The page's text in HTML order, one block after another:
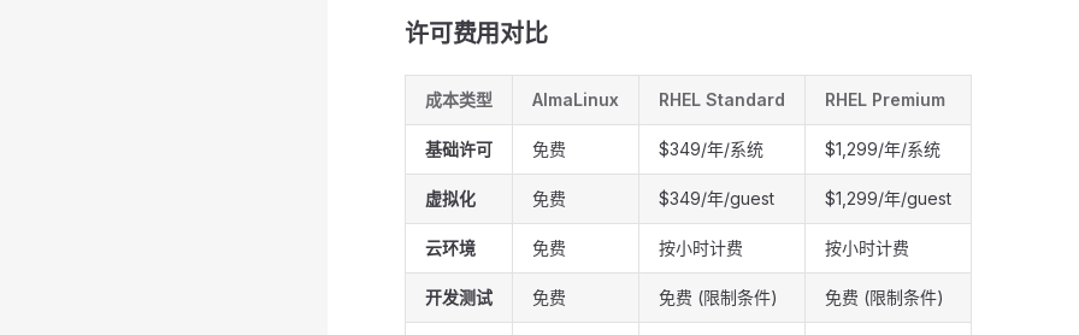
许可费用对比
成本类型 AlmaLinux RHEL Standard RHEL Premium
基础许可 免费 $349/年/系统 $1,299/年/系统
虚拟化 免费 $349/年/guest $1,299/年/guest
云环境 免费 按小时计费 按小时计费
开发测试 免费 免费 (限制条件) 免费 (限制条件)